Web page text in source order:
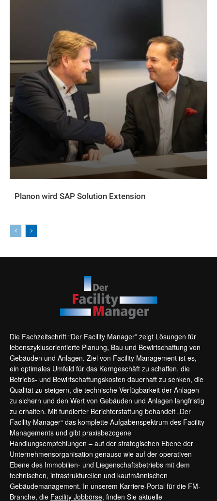
Planon wird SAP Solution Extension
Die Fachzeitschrift “Der Facility Manager” zeigt Lösungen für
lebenszyklusorientierte Planung, Bau und Bewirtschaftung von
Gebäuden und Anlagen. Ziel von Facility Management ist es,
ein optimales Umfeld für das Kerngeschäft zu schaffen, die
Betriebs- und Bewirtschaftungskosten dauerhaft zu senken, die
Qualität zu steigern, die technische Verfügbarkeit der Anlagen
zu sichern und den Wert von Gebäuden und Anlagen langfristig
zu erhalten. Mit fundierter Berichterstattung behandelt „Der
Facility Manager“ das komplette Aufgabenspektrum des Facility
Managements und gibt praxisbezogene
Handlungsempfehlungen – auf der strategischen Ebene der
Unternehmensorganisation genauso wie auf der operativen
Ebene des Immobilien- und Liegenschaftsbetriebs mit dem
technischen, infrastrukturellen und kaufmännischen
Gebäudemanagement. In unserem Karriere-Portal für die FM-
Branche, die Facility Jobbörse, finden Sie aktuelle